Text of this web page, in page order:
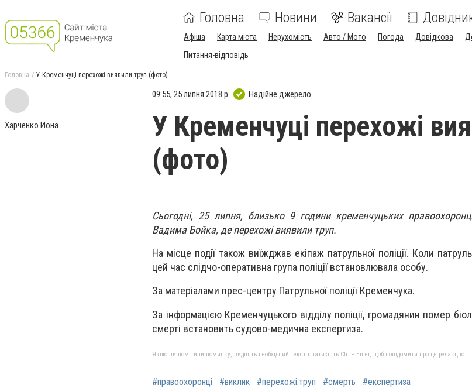
Головна Новини Вакансії
Афіша Карта міста Нерухомість Авто / Мото Погода Довідкова
Питання-відповідь
Головна У Кременчуці перехожі виявили труп (фото)
Харченко Иона
09:55, 25 липня 2018 р. Надійне джерело
У Кременчуці перехожі
(фото)
Сьогодні, 25 липня, близько 9 години кременчуцьких
Вадима Бойка, де перехожі виявили труп.
На місце події також виїжджав екіпаж патрульної поліції. Коли
цей час слідчо-оперативна група поліції встановлювала особу.
За матеріалами прес-центру Патрульної поліції Кременчука.
За інформацією Кременчуцького відділу поліції, громадянин помер
смерті встановить судово-медична експертиза.
Якщо ви помітили помилку, виділіть необхідний текст і натисніть Ctrl + Enter, щоб повідомити про це редакцію
#правоохоронці #виклик #перехожі.труп #смерть #експертиза